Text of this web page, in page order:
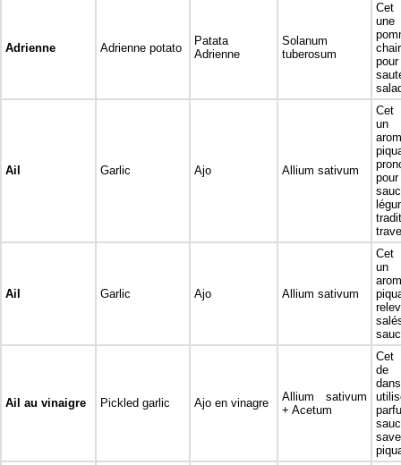
Adrienne Adrienne potato
Patata
Adrienne
Solanum
tuberosum
Cet
Ail Garlic Ajo Allium sativum
Cet
Ail Garlic Ajo Allium sativum
Cet
Ail au vinaigre Pickled garlic Ajo en vinagre
Allium sativum
+ Acetum
Cet
de